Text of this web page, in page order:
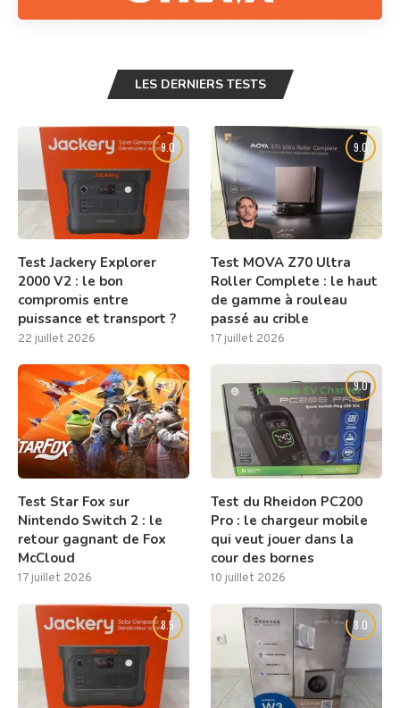
LES DERNIERS TESTS
9.0
Test Jackery Explorer
2000 V2 : le bon
compromis entre
puissance et transport ?
22 juillet 2026
9.0
Test MOVA Z70 Ultra
Roller Complete : le haut
de gamme à rouleau
passé au crible
17 juillet 2026
8.0
Test Star Fox sur
Nintendo Switch 2 : le
retour gagnant de Fox
McCloud
17 juillet 2026
9.0
Test du Rheidon PC200
Pro : le chargeur mobile
qui veut jouer dans la
cour des bornes
10 juillet 2026
8.5 8.0